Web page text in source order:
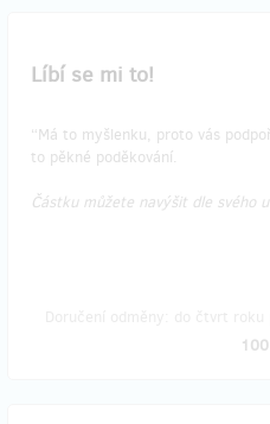
Líbí se mi to!
“Má to myšlenku, proto vás
to pěkné poděkování.
Částku můžete navýšit dle svého